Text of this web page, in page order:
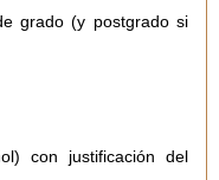
grado (y postgrado si
con justificación del